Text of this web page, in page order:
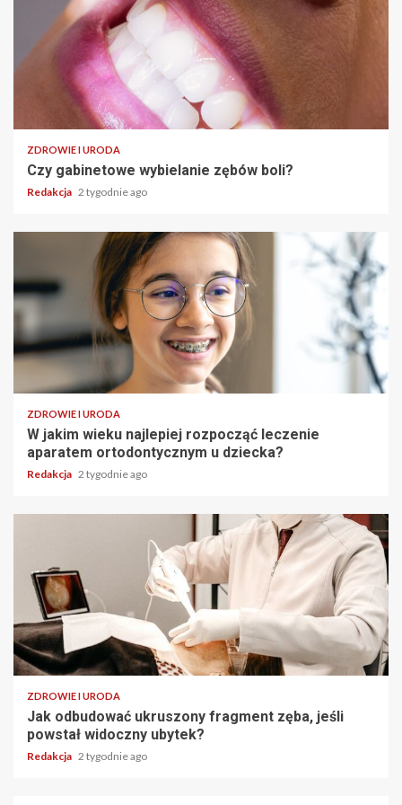
ZDROWIE I URODA
Czy gabinetowe wybielanie zębów boli?
Redakcja 2 tygodnie ago
ZDROWIE I URODA
W jakim wieku najlepiej rozpocząć leczenie
aparatem ortodontycznym u dziecka?
Redakcja 2 tygodnie ago
ZDROWIE I URODA
Jak odbudować ukruszony fragment zęba, jeśli
powstał widoczny ubytek?
Redakcja 2 tygodnie ago